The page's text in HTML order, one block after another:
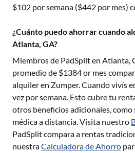
$102 por semana ($442 por mes)
¿Cuánto puedo ahorrar cuando
Atlanta, GA?
Miembros de PadSplit en Atlanta,
promedio de $1384or mes
alquiler en Zumper. Cuando vivís
vez por semana. Esto cubre tu
otros beneficios adicionales,
médica a distancia. Visita nuestro
PadSplit compara a rentas
nuestraCalculadora de Ahorro